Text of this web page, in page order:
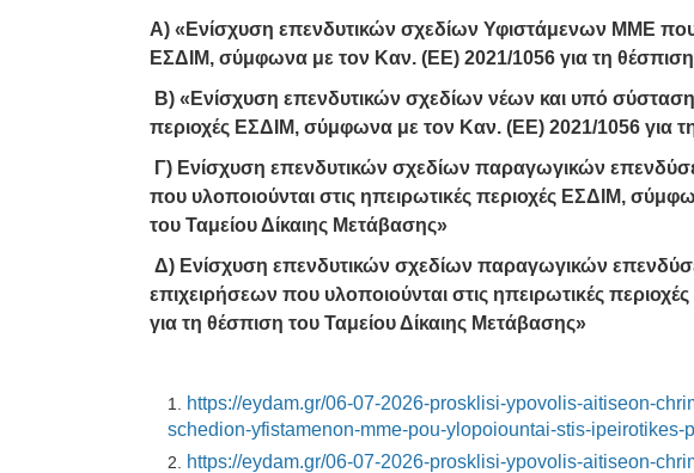
Α) «Ενίσχυση επενδυτικών σχεδίων Υφιστάμενων ΜΜΕ που
ΕΣΔΙΜ, σύμφωνα με τον Καν. (ΕΕ) 2021/1056 για τη
Β) «Ενίσχυση επενδυτικών σχεδίων νέων και υπό
περιοχές ΕΣΔΙΜ, σύμφωνα με τον Καν. (ΕΕ) 2021/1056 για
Γ) Ενίσχυση επενδυτικών σχεδίων παραγωγικών
που υλοποιούνται στις ηπειρωτικές περιοχές ΕΣΔΙΜ,
του Ταμείου Δίκαιης Μετάβασης»
Δ) Ενίσχυση επενδυτικών σχεδίων παραγωγικών
επιχειρήσεων που υλοποιούνται στις ηπειρωτικές
για τη θέσπιση του Ταμείου Δίκαιης Μετάβασης»
https://eydam.gr/06-07-2026-prosklisi-ypovolis-aitiseon-
schedion-yfistamenon-mme-pou-ylopoiountai-stis-ipeirotikes-
https://eydam.gr/06-07-2026-prosklisi-ypovolis-aitiseon-